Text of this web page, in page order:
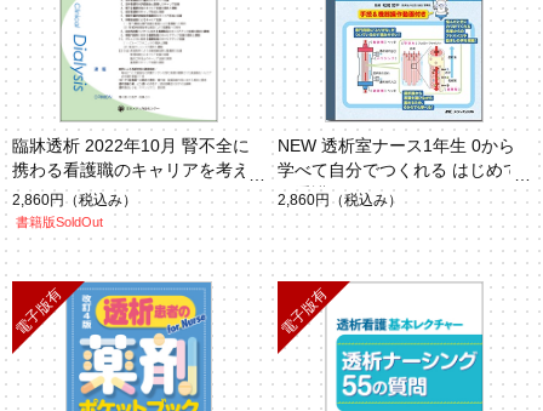
臨牀透析 2022年10月 腎不全に
携わる看護職のキャリアを考え
る（Vol.38 No.11）
2,860円 （税込み）
書籍版SoldOut
NEW 透析室ナース1年生 0から
学べて自分でつくれる はじめて
の看護ノート
2,860円 （税込み）